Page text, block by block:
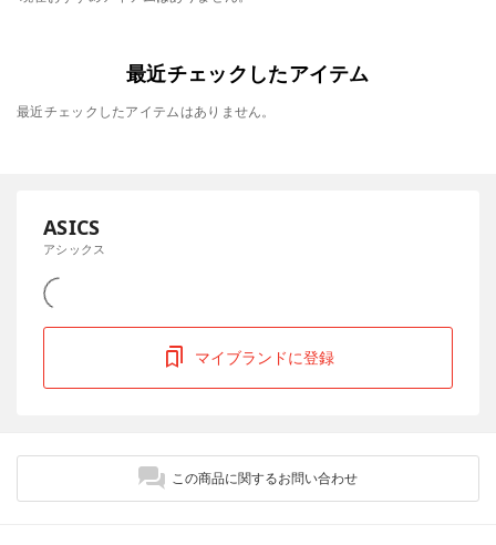
最近チェックしたアイテム
最近チェックしたアイテムはありません。
ASICS
アシックス
マイブランドに登録
この商品に関するお問い合わせ